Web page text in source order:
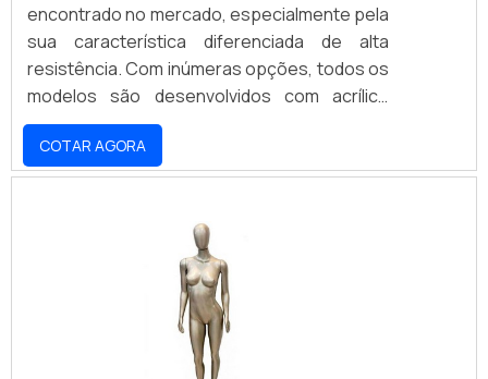
encontrado no mercado, especialmente pela
sua característica diferenciada de alta
resistência. Com inúmeras opções, todos os
modelos são desenvolvidos com acrílico
virgem, que oferece diversos benefícios, em
comparação ao material reciclado, além de
possuir mais qualidade e resistência,
amarelamento da peça, que se mantém
transparente e com brilho.SUPORTAM
CARGAS DE DIVERSAS PEÇAS DE ROUPAPor
COTAR AGORA